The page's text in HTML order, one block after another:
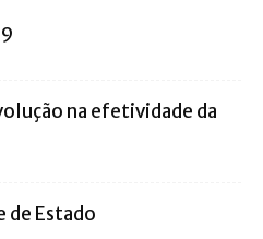
na efetividade da
de Estado